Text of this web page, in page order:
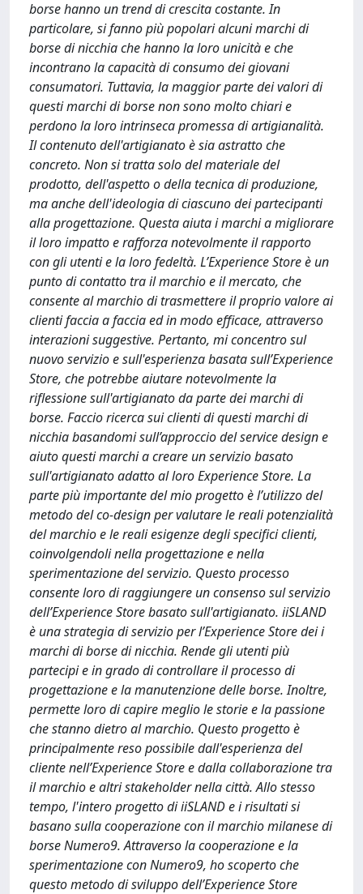
borse hanno un trend di crescita costante. In
particolare, si fanno più popolari alcuni marchi di
borse di nicchia che hanno la loro unicità e che
incontrano la capacità di consumo dei giovani
consumatori. Tuttavia, la maggior parte dei valori di
questi marchi di borse non sono molto chiari e
perdono la loro intrinseca promessa di artigianalità.
Il contenuto dell'artigianato è sia astratto che
concreto. Non si tratta solo del materiale del
prodotto, dell'aspetto o della tecnica di produzione,
ma anche dell'ideologia di ciascuno dei partecipanti
alla progettazione. Questa aiuta i marchi a migliorare
il loro impatto e rafforza notevolmente il rapporto
con gli utenti e la loro fedeltà. L’Experience Store è un
punto di contatto tra il marchio e il mercato, che
consente al marchio di trasmettere il proprio valore ai
clienti faccia a faccia ed in modo efficace, attraverso
interazioni suggestive. Pertanto, mi concentro sul
nuovo servizio e sull'esperienza basata sull’Experience
Store, che potrebbe aiutare notevolmente la
riflessione sull'artigianato da parte dei marchi di
borse. Faccio ricerca sui clienti di questi marchi di
nicchia basandomi sull’approccio del service design e
aiuto questi marchi a creare un servizio basato
sull'artigianato adatto al loro Experience Store. La
parte più importante del mio progetto è l’utilizzo del
metodo del co-design per valutare le reali potenzialità
del marchio e le reali esigenze degli specifici clienti,
coinvolgendoli nella progettazione e nella
sperimentazione del servizio. Questo processo
consente loro di raggiungere un consenso sul servizio
dell’Experience Store basato sull'artigianato. iiSLAND
è una strategia di servizio per l’Experience Store dei i
marchi di borse di nicchia. Rende gli utenti più
partecipi e in grado di controllare il processo di
progettazione e la manutenzione delle borse. Inoltre,
permette loro di capire meglio le storie e la passione
che stanno dietro al marchio. Questo progetto è
principalmente reso possibile dall'esperienza del
cliente nell’Experience Store e dalla collaborazione tra
il marchio e altri stakeholder nella città. Allo stesso
tempo, l'intero progetto di iiSLAND e i risultati si
basano sulla cooperazione con il marchio milanese di
borse Numero9. Attraverso la cooperazione e la
sperimentazione con Numero9, ho scoperto che
questo metodo di sviluppo dell’Experience Store